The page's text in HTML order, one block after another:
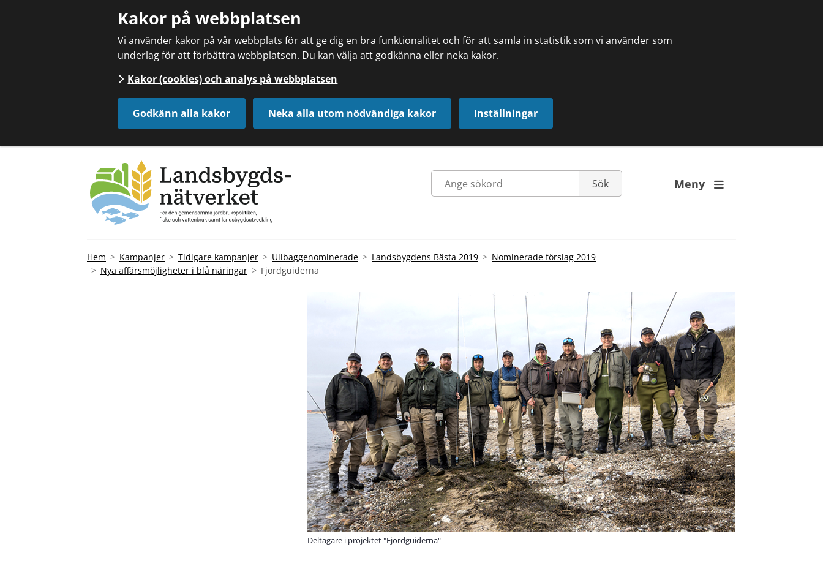
Kakor på webbplatsen
Vi använder kakor på vår webbplats för att ge dig en bra funktionalitet och för att samla in statistik som vi använder som
underlag för att förbättra webbplatsen. Du kan välja att godkänna eller neka kakor.
Kakor (cookies) och analys på webbplatsen
Godkänn alla kakor Neka alla utom nödvändiga kakor Inställningar
Meny 
Hem Kampanjer Tidigare kampanjer Ullbaggenominerade Landsbygdens Bästa 2019
Nominerade förslag 2019
Nya affärsmöjligheter i blå näringar
Fjordguiderna
Deltagare i projektet "Fjordguiderna"